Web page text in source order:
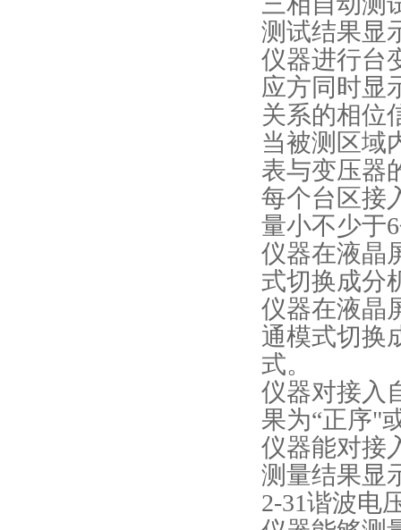
测试结果显
仪器进行台
应方同时显
关系的相位
当被测区域
表与变压器
每个台区接
量小不少于
仪器在液晶
式切换成分
仪器在液晶
通模式切换
式。
仪器对接入
果为“正序"
仪器能对接
测量结果显
2-31谐波电